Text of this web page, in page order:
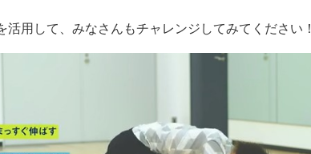
活用して、みなさんもチャレンジしてみてください！